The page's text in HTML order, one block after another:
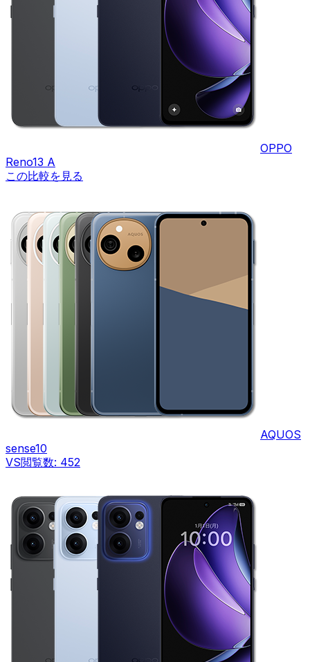
OPPO
Reno13 A
この比較を見る
AQUOS
sense10
VS閲覧数: 452